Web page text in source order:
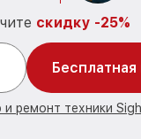
скидку -25%
Бесплатная
и ремонт техники